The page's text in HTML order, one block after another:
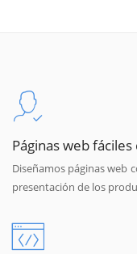
Páginas web
Diseñamos páginas web
presentación de los